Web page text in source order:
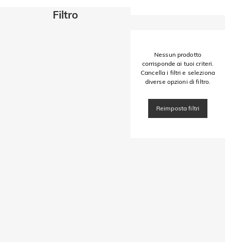
Filtro
Nessun prodotto
corrisponde ai tuoi criteri.
Cancella i filtri e seleziona
diverse opzioni di filtro.
Reimposta filtri